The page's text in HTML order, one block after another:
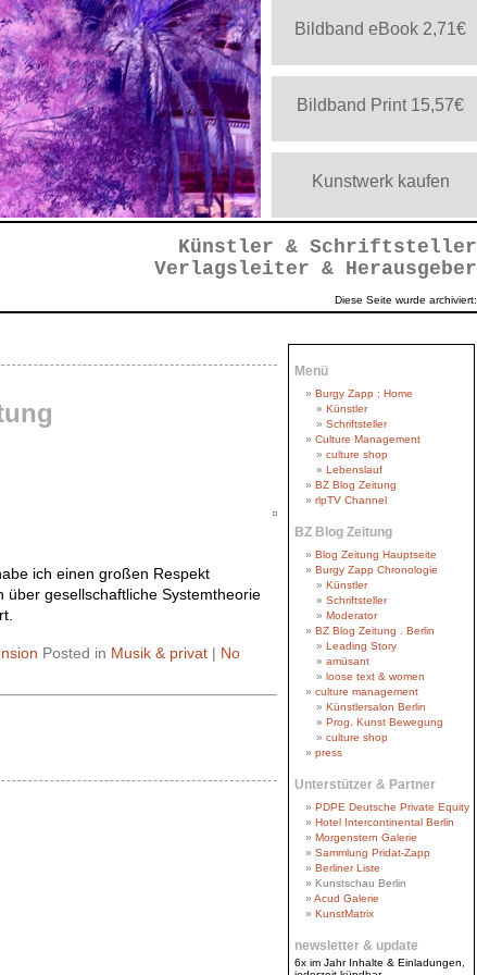
Bildband eBook 2,71€
Bildband Print 15,57€
Kunstwerk kaufen
Künstler & Schriftsteller
Verlagsleiter & Herausgeber
Diese Seite wurde archiviert:
ich einen großen Respekt
über gesellschaftliche Systemtheorie
Posted in Musik & privat | No
Menü
Burgy Zapp : Home
Künstler
Schriftsteller
Culture Management
culture shop
Lebenslauf
BZ Blog Zeitung
rlpTV Channel
BZ Blog Zeitung
Blog Zeitung Hauptseite
Burgy Zapp Chronologie
Künstler
Schriftsteller
Moderator
BZ Blog Zeitung . Berlin
Leading Story
amüsant
loose text & women
culture management
Künstlersalon Berlin
Prog. Kunst Bewegung
culture shop
press
Unterstützer & Partner
PDPE Deutsche Private Equity
Hotel Intercontinental Berlin
Morgenstern Galerie
Sammlung Pridat-Zapp
Berliner Liste
Kunstschau Berlin
Acud Galerie
KunstMatrix
newsletter & update
6x im Jahr Inhalte & Einladungen,